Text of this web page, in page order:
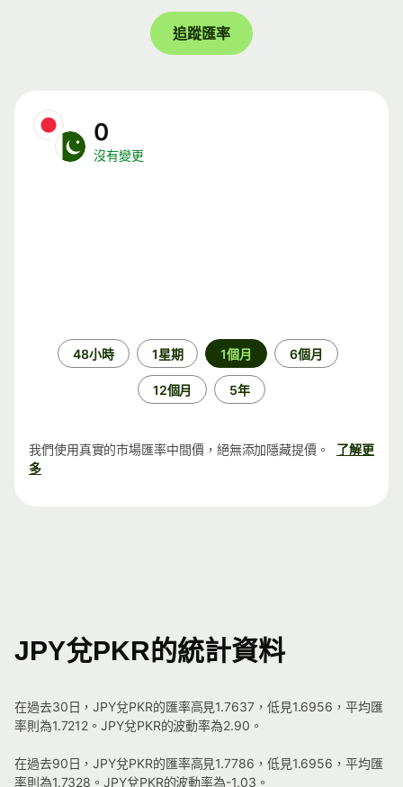
追蹤匯率
0
沒有變更
48小時 1星期 1個月 6個月
12個月 5年
我們使用真實的市場匯率中間價，絕無添加隱藏提價。
了解更
多
JPY兌PKR的統計資料
在過去30日，JPY兌PKR的匯率高見1.7637，低見1.6956，平均匯
率則為1.7212。JPY兌PKR的波動率為2.90。
在過去90日，JPY兌PKR的匯率高見1.7786，低見1.6956，平均匯
率則為1.7328。JPY兌PKR的波動率為-1.03。